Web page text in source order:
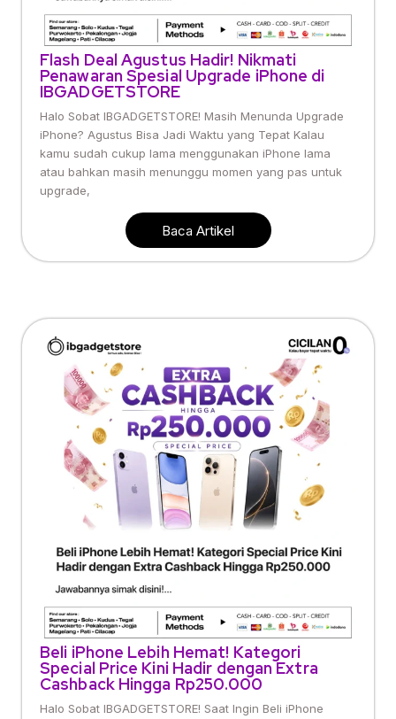
Flash Deal Agustus Hadir! Nikmati
Penawaran Spesial Upgrade iPhone di
IBGADGETSTORE
Halo Sobat IBGADGETSTORE! Masih Menunda Upgrade
iPhone? Agustus Bisa Jadi Waktu yang Tepat Kalau
kamu sudah cukup lama menggunakan iPhone lama
atau bahkan masih menunggu momen yang pas untuk
upgrade,
Baca Artikel
Beli iPhone Lebih Hemat! Kategori
Special Price Kini Hadir dengan Extra
Cashback Hingga Rp250.000
Halo Sobat IBGADGETSTORE! Saat Ingin Beli iPhone